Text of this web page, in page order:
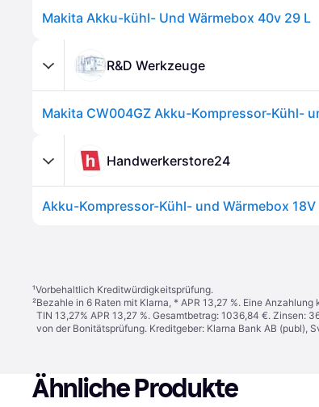
Makita Akku-kühl- Und Wärmebox 40v 29 L
R&D Werkzeuge
Handwerkerstore24
¹Vorbehaltlich Kreditwürdigkeitsprüfung.
²Bezahle in 6 Raten mit Klarna, * APR 13,27 %. Eine
TIN 13,27% APR 13,27 %. Gesamtbetrag: 1036,84 €. Zinsen:
von der Bonitätsprüfung. Kreditgeber: Klarna Bank AB (publ),
Ähnliche Produkte